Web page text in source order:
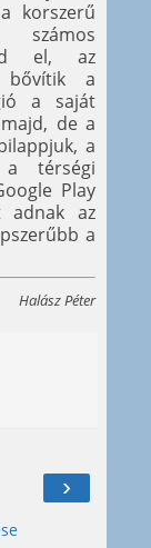
korszerű
el, az
bővítik a
a saját
de a
a
a térségi
Play
adnak az
a
Halász Péter
›